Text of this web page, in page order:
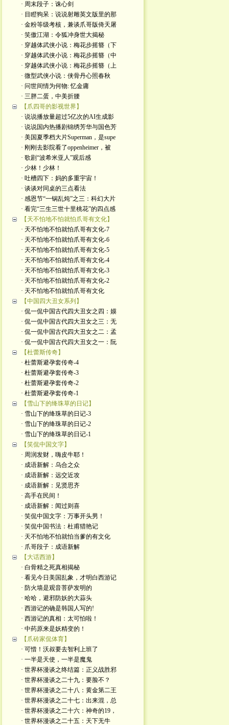
· 周末段子：诛心剑
· 目瞪狗呆：说说射雕英文版里的那
· 金粉等级考核，兼谈爪哥版倚天屠
· 笑傲江湖：令狐冲身世大揭秘
· 穿越体武侠小说：梅花步摇簪（下
· 穿越体武侠小说：梅花步摇簪（中
· 穿越体武侠小说：梅花步摇簪（上
· 微型武侠小说：侠骨丹心照春秋
· 问世间情为何物: 忆金庸
· 三胖二蛋，中美折腰
【爪四哥的影视世界】
· 说说播放量超过5亿次的AI生成影
· 说说国内热播剧锦绣芳华与国色芳
· 美国夏季档大片Superman，是supe
· 刚刚去影院看了oppenheimer，被
· 歌剧“波希米亚人”观后感
· 少林！少林！
· 吐槽四下：妈的多重宇宙！
· 谈谈对同桌的三点看法
· 感恩节“一锅乱炖”之三：科幻大片
· 看完“三生三世十里桃花”的四点感
【天不怕地不怕就怕爪哥有文化】
· 天不怕地不怕就怕爪哥有文化-7
· 天不怕地不怕就怕爪哥有文化-6
· 天不怕地不怕就怕爪哥有文化-5
· 天不怕地不怕就怕爪哥有文化-4
· 天不怕地不怕就怕爪哥有文化-3
· 天不怕地不怕就怕爪哥有文化-2
· 天不怕地不怕就怕爪哥有文化
【中国四大丑女系列】
· 侃一侃中国古代四大丑女之四：嫫
· 侃一侃中国古代四大丑女之三：无
· 侃一侃中国古代四大丑女之二：孟
· 侃一侃中国古代四大丑女之一：阮
【杜蕾斯传奇】
· 杜蕾斯避孕套传奇-4
· 杜蕾斯避孕套传奇-3
· 杜蕾斯避孕套传奇-2
· 杜蕾斯避孕套传奇-1
【雪山下的绛珠草的日记】
· 雪山下的绛珠草的日记-3
· 雪山下的绛珠草的日记-2
· 雪山下的绛珠草的日记-1
【笑侃中国文字】
· 周润发财，嗨皮牛耶！
· 成语新解：乌合之众
· 成语新解：远交近攻
· 成语新解：见贤思齐
· 高手在民间！
· 成语新解：闻过则喜
· 笑侃中国文字：万事开头男！
· 笑侃中国书法：杜甫猎艳记
· 天不怕地不怕就怕当爹的有文化
· 爪哥段子：成语新解
【大话西游】
· 白骨精之死真相揭秘
· 看见今日美国乱象，才明白西游记
· 防火墙是观音菩萨发明的
· 哈哈，避邪防妖的大蒜头
· 西游记的确是韩国人写的!
· 西游记的真相：太可怕啦！
· 中药原来是妖精变的！
【爪砖家侃体育】
· 可惜！沃叔要去智利上班了
· 一半是天使，一半是魔鬼
· 世界杯漫谈之终结篇：正义战胜邪
· 世界杯漫谈之二十九：要脸不？
· 世界杯漫谈之二十八：黄金第二王
· 世界杯漫谈之二十七：出来混，总
· 世界杯漫谈之二十六：神奇的19，
· 世界杯漫谈之二十五：天下无牛